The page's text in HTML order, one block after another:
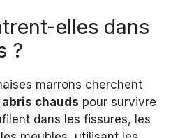
elles dans
?
marrons cherchent
abris chauds pour survivre
dans les fissures, les